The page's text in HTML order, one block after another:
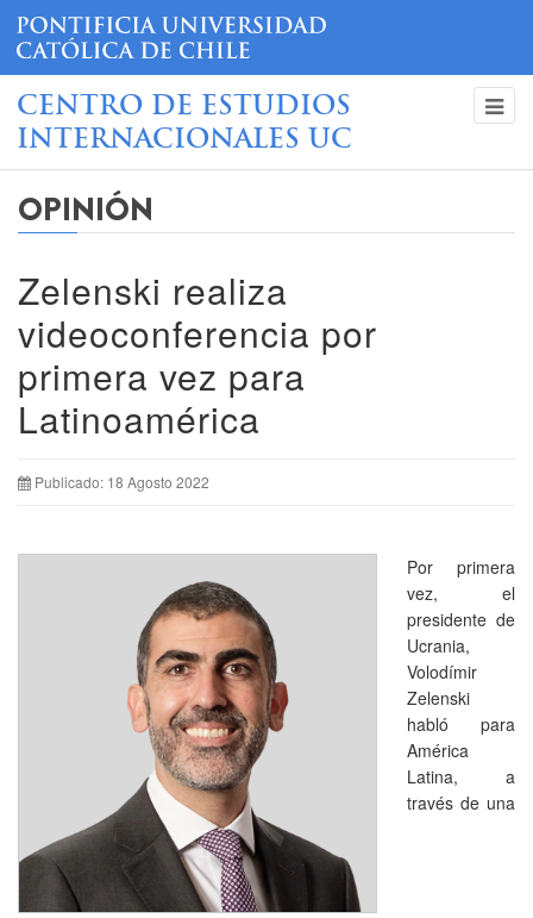
CENTRO DE ESTUDIOS
INTERNACIONALES UC
OPINIÓN
Zelenski realiza
videoconferencia por
primera vez para
Latinoamérica
Publicado: 18 Agosto 2022
Por primera
vez, el
presidente de
Ucrania,
Volodímir
Zelenski
habló para
América
Latina, a
través de una